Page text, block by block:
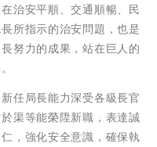
治安平順、交通順暢、民
所指示的治安問題，也是
努力的成果，站在巨人的
任局長能力深受各級長官
渠等能榮陞新職，表達誠
，強化安全意識，確保執